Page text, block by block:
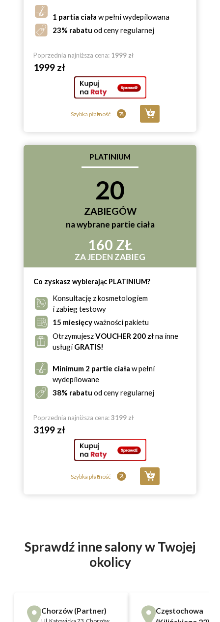
1 partia ciała w pełni wydepilowana
23% rabatu od ceny regularnej
Poprzednia najniższa cena: 1999 zł
1999 zł
Szybka płatność
PLATINIUM
20
ZABIEGÓW
na wybrane partie ciała
160 ZŁ
ZA JEDEN ZABIEG
Co zyskasz wybierając PLATINIUM?
Konsultację z kosmetologiem
i zabieg testowy
15 miesięcyważności pakietu
OtrzymujeszVOUCHER 200 złna inne
usługi GRATIS!
Minimum 2 partie ciała w pełni
wydepilowane
38% rabatu od ceny regularnej
Poprzednia najniższa cena:3199 zł
3199 zł
Szybka płatność
Sprawdź inne salony w Twojej
okolicy
Chorzów (Partner)
Ul. Katowicka 73, Chorzów
Częstochowa